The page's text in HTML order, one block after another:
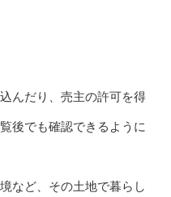
んだり、売主の許可を得
後でも確認できるように
など、その土地で暮らし